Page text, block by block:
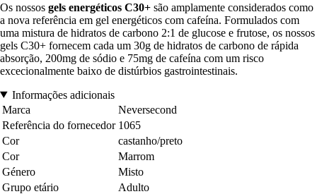
Os nossos gels energéticos C30+ são amplamente considerados como
a nova referência em gel energéticos com cafeína. Formulados com
uma mistura de hidratos de carbono 2:1 de glucose e frutose, os nossos
gels C30+ fornecem cada um 30g de hidratos de carbono de rápida
absorção, 200mg de sódio e 75mg de cafeína com um risco
excecionalmente baixo de distúrbios gastrointestinais.
Informações adicionais
Marca
Neversecond
Referência do fornecedor 1065
Cor
castanho/preto
Cor
Marrom
Género
Misto
Grupo etário
Adulto